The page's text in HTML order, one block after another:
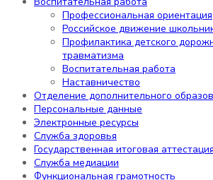
Прием в 1 класс
СИСТЕМА ОЦЕНКИ КАЧЕСТВА
Учебная работа
Расписание уроков, звонков,
консультаций
Олимпиады
Электронный дневник
Основы религиозных культур и
светской этики (ОРКСЭ)
Воспитательная работа
Профессиональная ориентация
Российское движение
Профессиональная ориентация
Российское движение
Профилактика детского
травматизма
Воспитательная работа
Наставничество
Отделение дополнительного
Персональные данные
Электронные ресурсы
Служба здоровья
Государственная итоговая аттестация
Служба медиации
Функциональная грамотность